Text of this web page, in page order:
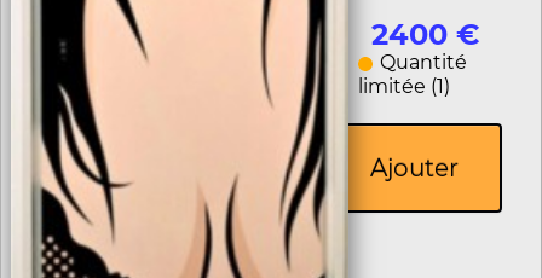
2400 €
Quantité
limitée (1)
Ajouter